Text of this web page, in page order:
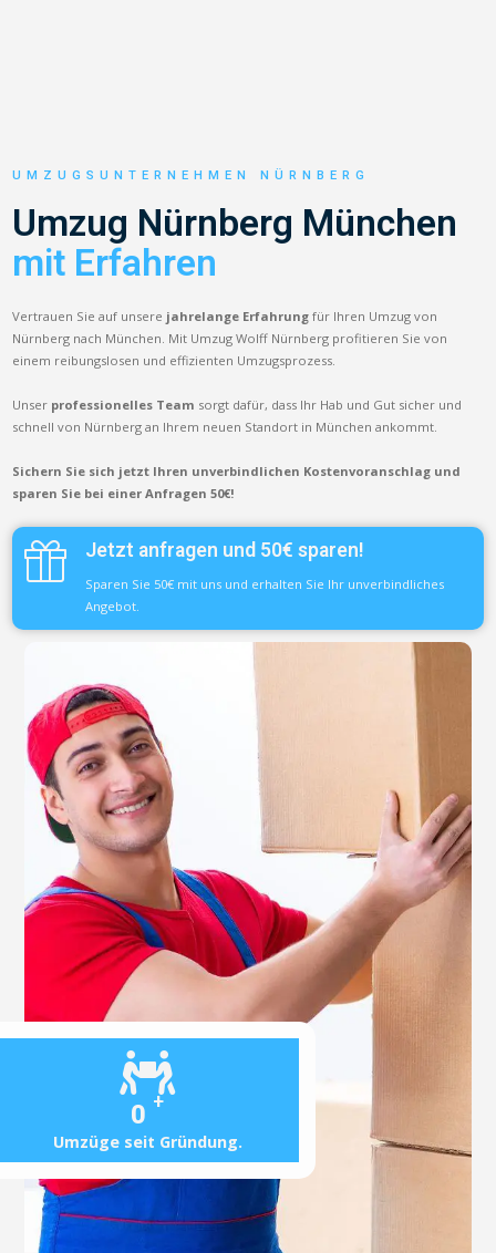
0 +
Umzüge seit Gründung.
UMZUGSUNTERNEHMEN NÜRNBERG
Umzug Nürnberg München
mit Erfahren
Vertrauen Sie auf unsere jahrelange Erfahrung für Ihren Umzug von
Nürnberg nach München. Mit Umzug Wolff Nürnberg profitieren Sie von
einem reibungslosen und effizienten Umzugsprozess.
Unser professionelles Team sorgt dafür, dass Ihr Hab und Gut sicher und
schnell von Nürnberg an Ihrem neuen Standort in München ankommt.
Sichern Sie sich jetzt Ihren unverbindlichen Kostenvoranschlag und
sparen Sie bei einer Anfragen 50€!
Jetzt anfragen und 50€ sparen!
Sparen Sie 50€ mit uns und erhalten Sie Ihr unverbindliches
Angebot.